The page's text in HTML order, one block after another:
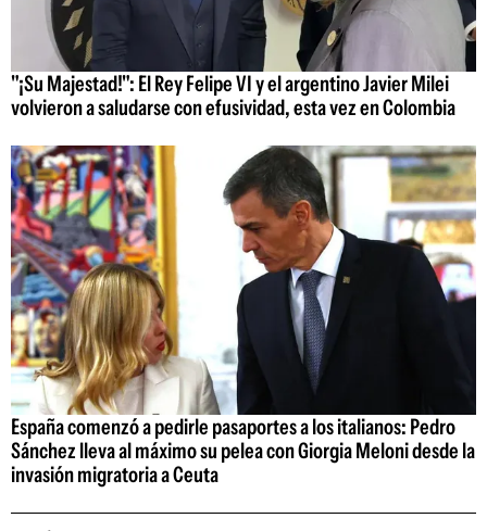
"¡Su Majestad!": El Rey Felipe VI y el argentino Javier Milei
volvieron a saludarse con efusividad, esta vez en Colombia
España comenzó a pedirle pasaportes a los italianos: Pedro
Sánchez lleva al máximo su pelea con Giorgia Meloni desde la
invasión migratoria a Ceuta